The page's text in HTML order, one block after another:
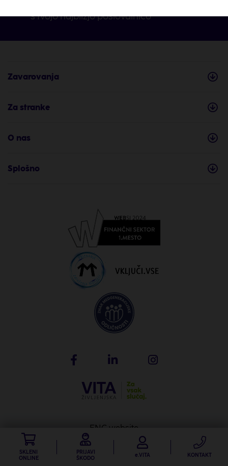
SKLENI
ONLINE
PRIJAVI
ŠKODO
e.VITA KONTAKT
s tvojo najbližjo poslovalnico
Zavarovanja
Za stranke
O nas
Splošno
ENG website
Produkcija: Creatim